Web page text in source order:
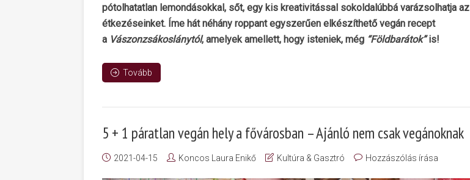
pótolhatatlan lemondásokkal, sőt, egy kis kreativitással sokoldalúbbá varázsolhatja az
étkezéseinket. Íme hát néhány roppant egyszerűen elkészíthető vegán recept
a Vászonzsákoslánytól, amelyek amellett, hogy isteniek, még “Földbarátok”is!
Tovább
5 + 1 páratlan vegán hely a fővárosban – Ajánló nem csak vegánoknak
2021-04-15 Koncos Laura Enikő Kultúra & Gasztró Hozzászólás írása